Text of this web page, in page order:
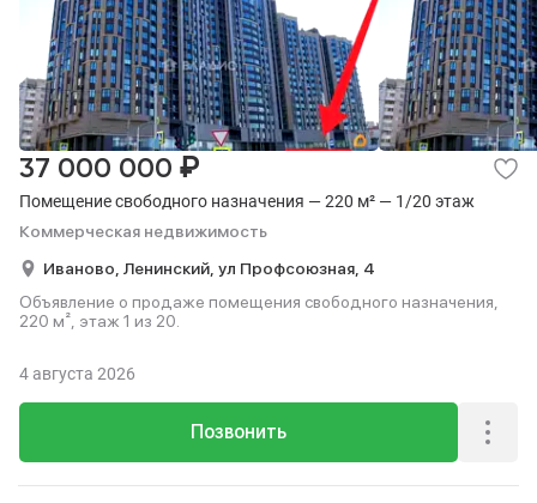
Помещение свободного назначения — 220 м² — 1/20 этаж
Коммерческая недвижимость
37 000 000 ₽
Иваново, Ленинский, ул Профсоюзная, 4
Объявление о продаже помещения свободного назначения,
220 м², этаж 1 из 20.
Позвонить
4 августа 2026